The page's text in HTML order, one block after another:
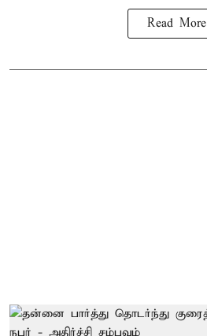
Read More